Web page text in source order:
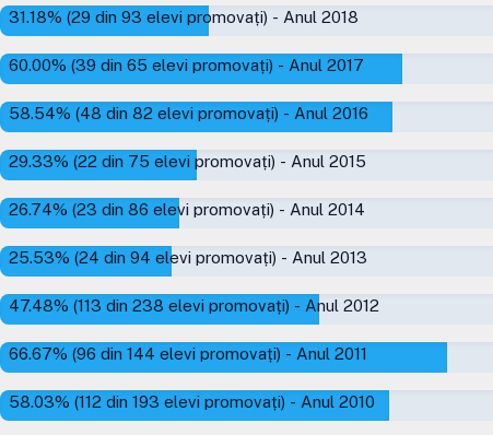
31.18% (29 din 93 elevi promovați) - Anul 2018
60.00% (39 din 65 elevi promovați) - Anul 2017
58.54% (48 din 82 elevi promovați) - Anul 2016
29.33% (22 din 75 elevi promovați) - Anul 2015
26.74% (23 din 86 elevi promovați) - Anul 2014
25.53% (24 din 94 elevi promovați) - Anul 2013
47.48% (113 din 238 elevi promovați) - Anul 2012
66.67% (96 din 144 elevi promovați) - Anul 2011
58.03% (112 din 193 elevi promovați) - Anul 2010